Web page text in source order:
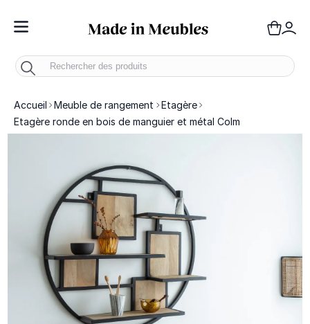
Toggle Nav
Accueil Meuble de rangement
Etagère
Etagère ronde en bois de manguier et métal Colm